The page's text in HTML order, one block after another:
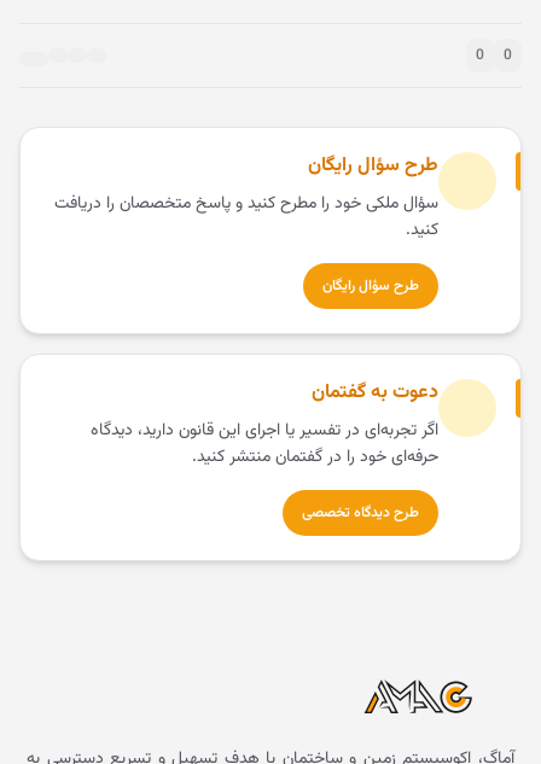
0
0
طرح سؤال رایگان
سؤال ملکی خود را مطرح کنید و پاسخ متخصصان را دریافت
کنید.
طرح سؤال رایگان
دعوت به گفتمان
اگر تجربه‌ای در تفسیر یا اجرای این قانون دارید، دیدگاه
حرفه‌ای خود را در گفتمان منتشر کنید.
طرح دیدگاه تخصصی